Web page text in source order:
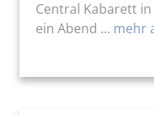
Central Kabarett
ein Abend ... mehr